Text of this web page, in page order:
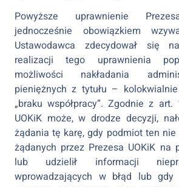
Powyższe uprawnienie
jednocześnie obowiązkiem
Ustawodawca zdecydował się
realizacji tego uprawnienia
możliwości nakładania
pieniężnych z tytułu –
„braku współpracy”. Zgodnie z
UOKiK może, w drodze decyzji,
żądania tę karę, gdy podmiot ten
żądanych przez Prezesa UOKiK na
lub udzielił informacji
wprowadzających w błąd lub